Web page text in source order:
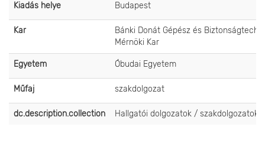
Kiadás helye Budapest
Kar
Bánki Donát Gépész és
Mérnöki Kar
Egyetem Óbudai Egyetem
Műfaj szakdolgozat
dc.description.collection Hallgatói dolgozatok / szakdolgozatok